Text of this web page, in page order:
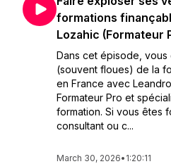
formations
Lozahic (Formateur
Dans cet épisode, vous
(souvent floues) de la
en France avec
Formateur Pro et
formation. Si vous êtes
consultant ou c...
March 30, 2026• 1:20:11